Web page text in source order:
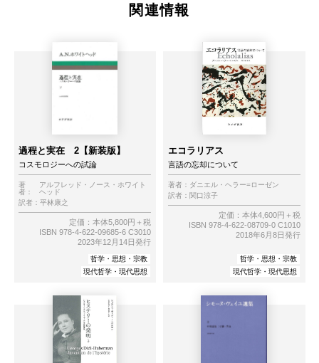
関連情報
過程と実在 2【新装版】
コスモロジーへの試論
著
者：
アルフレッド・ノース・ホワイト
ヘッド
訳者： 平林康之
定価：本体5,800円＋税
ISBN 978-4-622-09685-6 C3010
2023年12月14日発行
哲学・思想・宗教
現代哲学・現代思想
エコラリアス
言語の忘却について
著者： ダニエル・ヘラー=ローゼン
訳者： 関口涼子
定価：本体4,600円＋税
ISBN 978-4-622-08709-0 C1010
2018年6月8日発行
哲学・思想・宗教
現代哲学・現代思想